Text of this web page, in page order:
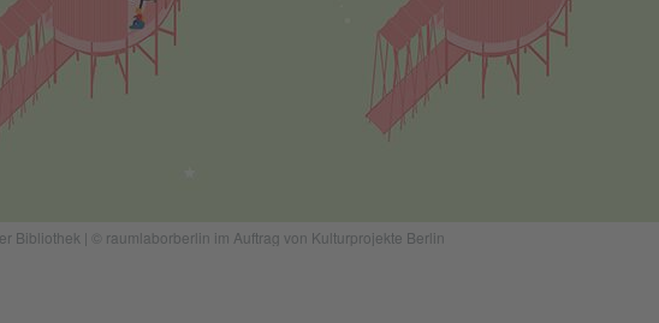
Bibliothek | © raumlaborberlin im Auftrag von Kulturprojekte Berlin